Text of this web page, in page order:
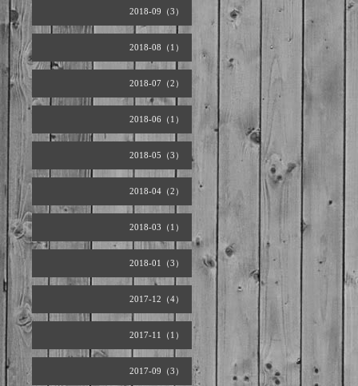
2018-09（3）
2018-08（1）
2018-07（2）
2018-06（1）
2018-05（3）
2018-04（2）
2018-03（1）
2018-01（3）
2017-12（4）
2017-11（1）
2017-09（3）